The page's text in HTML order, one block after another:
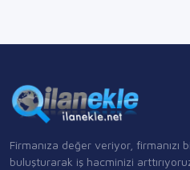
Firmanıza değer veriyor,
buluşturarak iş hacminizi